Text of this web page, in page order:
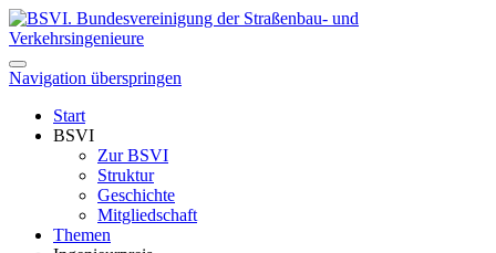
Navigation überspringen
Start
BSVI
Zur BSVI
Struktur
Geschichte
Mitgliedschaft
Themen